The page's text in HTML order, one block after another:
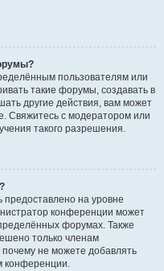
пользователям или
такие форумы, создавать в
другие действия, вам может
Свяжитесь с модератором или
такого разрешения.
на уровне
конференции может
форумах. Также
только членам
не можете добавлять
конференции.